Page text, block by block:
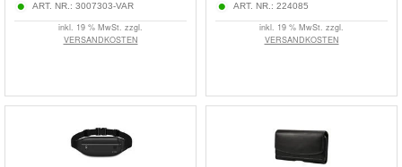
ART. NR.: 3007303-VAR
inkl. 19 % MwSt. zzgl.
VERSANDKOSTEN
ART. NR.: 224085
inkl. 19 % MwSt. zzgl.
VERSANDKOSTEN